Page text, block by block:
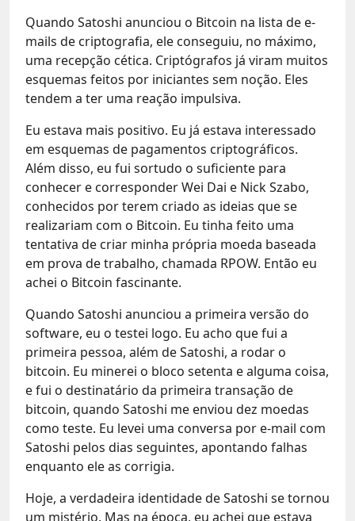
Quando Satoshi anunciou o Bitcoin na lista de e-
mails de criptografia, ele conseguiu, no máximo,
uma recepção cética. Criptógrafos já viram muitos
esquemas feitos por iniciantes sem noção. Eles
tendem a ter uma reação impulsiva.
Eu estava mais positivo. Eu já estava interessado
em esquemas de pagamentos criptográficos.
Além disso, eu fui sortudo o suficiente para
conhecer e corresponder Wei Dai e Nick Szabo,
conhecidos por terem criado as ideias que se
realizariam com o Bitcoin. Eu tinha feito uma
tentativa de criar minha própria moeda baseada
em prova de trabalho, chamada RPOW. Então eu
achei o Bitcoin fascinante.
Quando Satoshi anunciou a primeira versão do
software, eu o testei logo. Eu acho que fui a
primeira pessoa, além de Satoshi, a rodar o
bitcoin. Eu minerei o bloco setenta e alguma coisa,
e fui o destinatário da primeira transação de
bitcoin, quando Satoshi me enviou dez moedas
como teste. Eu levei uma conversa por e-mail com
Satoshi pelos dias seguintes, apontando falhas
enquanto ele as corrigia.
Hoje, a verdadeira identidade de Satoshi se tornou
um mistério. Mas na época, eu achei que estava